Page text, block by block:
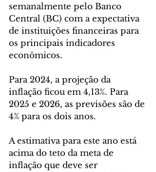
semanalmente pelo Banco
Central (BC) com a expectativa
de instituições financeiras para
os principais indicadores
econômicos.
Para 2024, a projeção da
inflação ficou em 4,13%. Para
2025 e 2026, as previsões são de
4% para os dois anos.
A estimativa para este ano está
acima do teto da meta de
inflação que deve ser